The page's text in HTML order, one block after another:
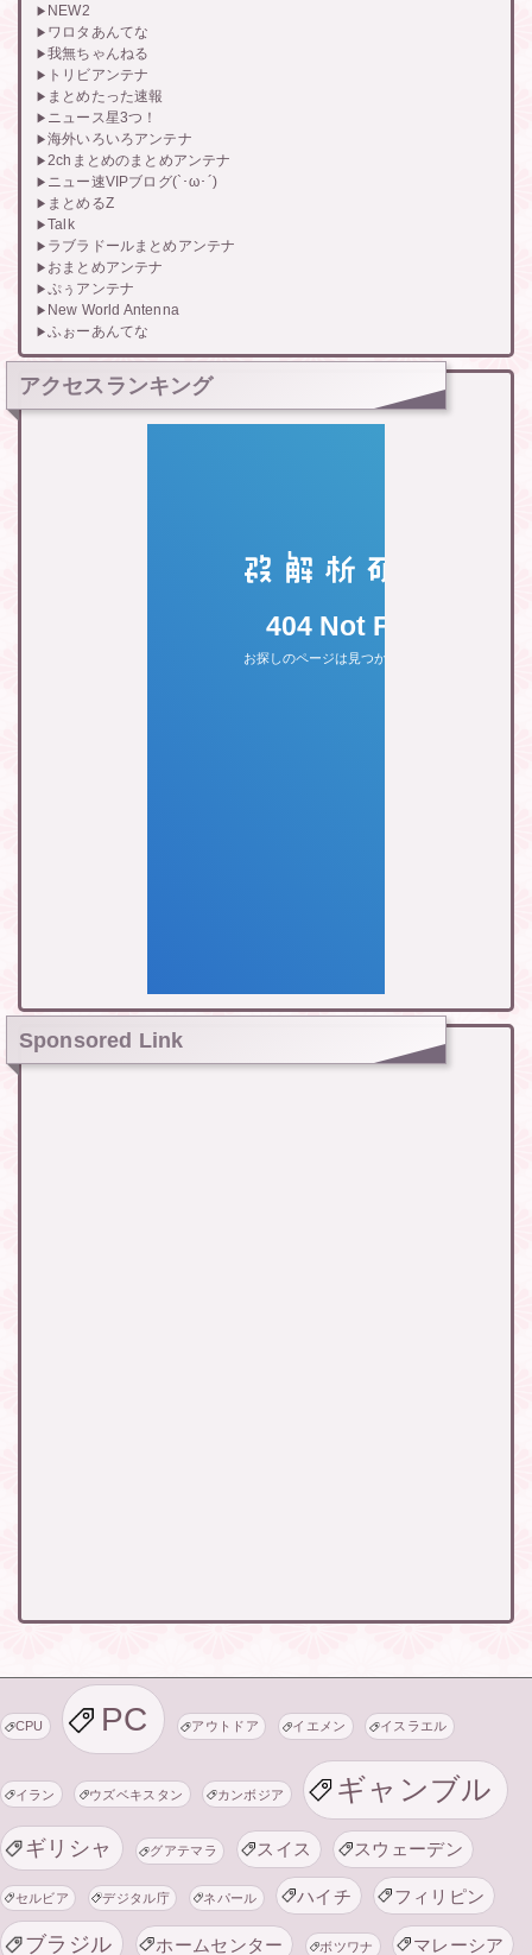
NEW2
ワロタあんてな
我無ちゃんねる
トリビアンテナ
まとめたった速報
ニュース星3つ！
海外いろいろアンテナ
2chまとめのまとめアンテナ
ニュー速VIPブログ(`･ω･´)
まとめるZ
Talk
ラブラドールまとめアンテナ
おまとめアンテナ
ぷぅアンテナ
New World Antenna
ふぉーあんてな
アクセスランキング
Sponsored Link
CPU PC アウトドア イエメン イスラエル
イラン ウズベキスタン カンボジア ギャンブル
ギリシャ グアテマラ スイス スウェーデン
セルビア デジタル庁 ネパール ハイチ フィリピン
ブラジル ホームセンター ボツワナ マレーシア